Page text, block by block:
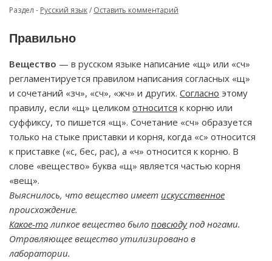
Раздел - Русский язык/ Оставить комментарий
Правильно
Вещество — в русском языке написание «щ» или «сч»
регламентируется правилом написания согласных «щ»
и сочетаний «зч», «сч», «жч» и других. Согласно этому
правилу, если «щ» целиком относится к корню или
суффиксу, то пишется «щ». Сочетание «сч» образуется
только на стыке приставки и корня, когда «с» относится
к приставке («с, бес, рас), а «ч» относится к корню. В
слове «вещество» буква «щ» является частью корня
«вещ».
Выяснилось, что вещество имеет искусственное
происхождение.
Какое-толипкое вещество было повсюдупод ногами.
Отравляющее вещество утилизировано в
лаборатории.